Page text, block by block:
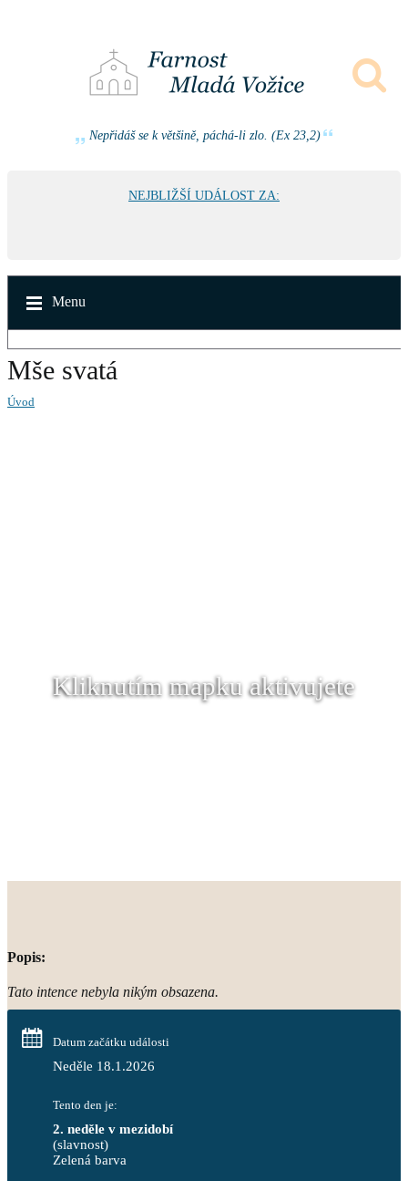
Nepřidáš se k většině, páchá-li zlo. (Ex 23,2)
NEJBLIŽŠÍ UDÁLOST ZA:
Menu
Mše svatá
Úvod
Kliknutím mapku aktivujete
Popis:
Tato intence nebyla nikým obsazena.
Datum začátku události
Neděle 18.1.2026
Tento den je:
2. neděle v mezidobí
(slavnost)
Zelená barva